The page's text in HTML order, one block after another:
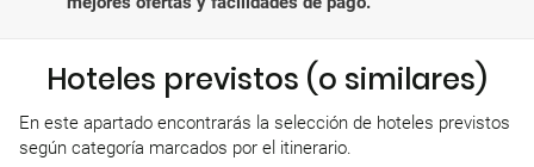
Hoteles previstos (o similares)
En este apartado encontrarás la selección de hoteles previstos
según categoría marcados por el itinerario.